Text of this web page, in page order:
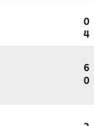
0
4
6
0